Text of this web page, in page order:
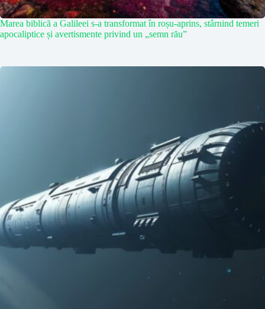
Marea biblică a Galileei s-a transformat în roșu-aprins, stârnind temeri
apocaliptice și avertismente privind un „semn rău”